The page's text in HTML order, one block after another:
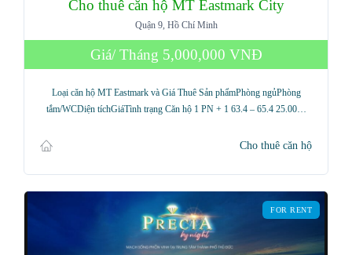
Cho thuê căn hộ MT Eastmark City
Quận 9, Hồ Chí Minh
Giá/ Tháng 5,000,000 VNĐ
Loại căn hộ MT Eastmark và Giá Thuê Sản phẩmPhòng ngủPhòng
tắm/WCDiện tíchGiáTình trạng Căn hộ 1 PN + 1 63.4 – 65.4 25.00…
Cho thuê căn hộ
FOR RENT